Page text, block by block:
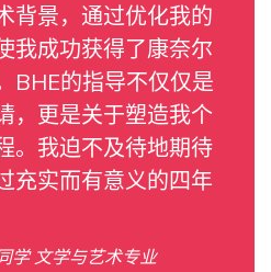
背景，通过优化我的
我成功获得了康奈尔
BHE的指导不仅仅是
，更是关于塑造我个
。我迫不及待地期待
充实而有意义的四年
学 文学与艺术专业